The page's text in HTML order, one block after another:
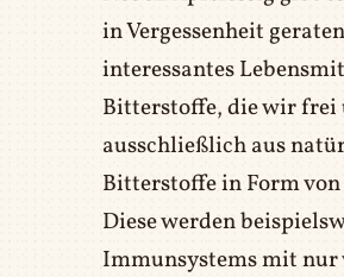
in Vergessenheit
interessantes
Bitterstoffe, die wir frei
ausschließlich aus
Bitterstoffe in Form von
Diese werden
Immunsystems mit nur